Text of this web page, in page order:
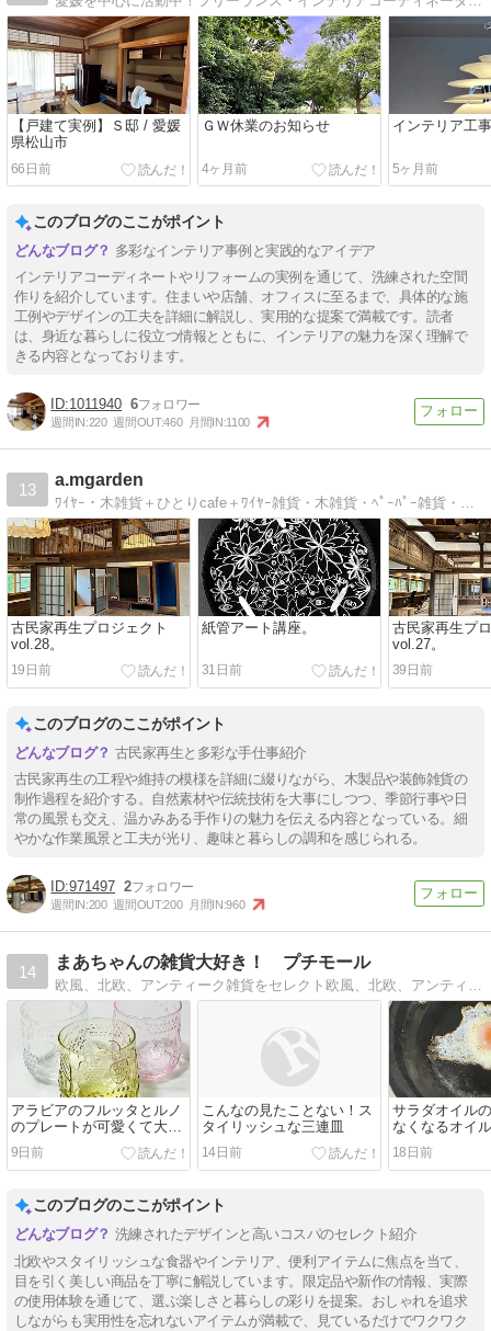
【戸建て実例】Ｓ邸 / 愛媛
県松山市
66日前
ＧＷ休業のお知らせ
4ヶ月前
インテリア工
5ヶ月前
このブログのここがポイント
多彩なインテリア事例と実践的なアイデア
インテリアコーディネートやリフォームの実例を通じて、洗練された空間
作りを紹介しています。住まいや店舗、オフィスに至るまで、具体的な施
工例やデザインの工夫を詳細に解説し、実用的な提案で満載です。読者
は、身近な暮らしに役立つ情報とともに、インテリアの魅力を深く理解で
きる内容となっております。
1011940 6
週間IN:220 週間OUT:460 月間IN:1100
13
a.mgarden
ﾜｲﾔｰ・木雑貨＋ひとりcafe＋ﾜｲﾔｰ雑貨・木雑貨・ﾍﾟｰﾊﾟｰ雑貨・書・ひとりcafe・流木・器・住
古民家再生プロジェクト
vol.28。
19日前
紙管アート講座。
31日前
古民家再生プ
vol.27。
39日前
このブログのここがポイント
古民家再生と多彩な手仕事紹介
古民家再生の工程や維持の模様を詳細に綴りながら、木製品や装飾雑貨の
制作過程を紹介する。自然素材や伝統技術を大事にしつつ、季節行事や日
常の風景も交え、温かみある手作りの魅力を伝える内容となっている。細
やかな作業風景と工夫が光り、趣味と暮らしの調和を感じられる。
971497 2
週間IN:200 週間OUT:200 月間IN:960
14
まあちゃんの雑貨大好き！ プチモール
アラビアのフルッタとルノ
のプレートが可愛くて大満
足！
9日前
こんなの見たことない！ス
タイリッシュな三連皿
14日前
サラダオイル
なくなるオイ
18日前
このブログのここがポイント
洗練されたデザインと高いコスパのセレクト紹介
北欧やスタイリッシュな食器やインテリア、便利アイテムに焦点を当て、
目を引く美しい商品を丁寧に解説しています。限定品や新作の情報、実際
の使用体験を通じて、選ぶ楽しさと暮らしの彩りを提案。おしゃれを追求
しながらも実用性を忘れないアイテムが満載で、見ているだけでワクワク